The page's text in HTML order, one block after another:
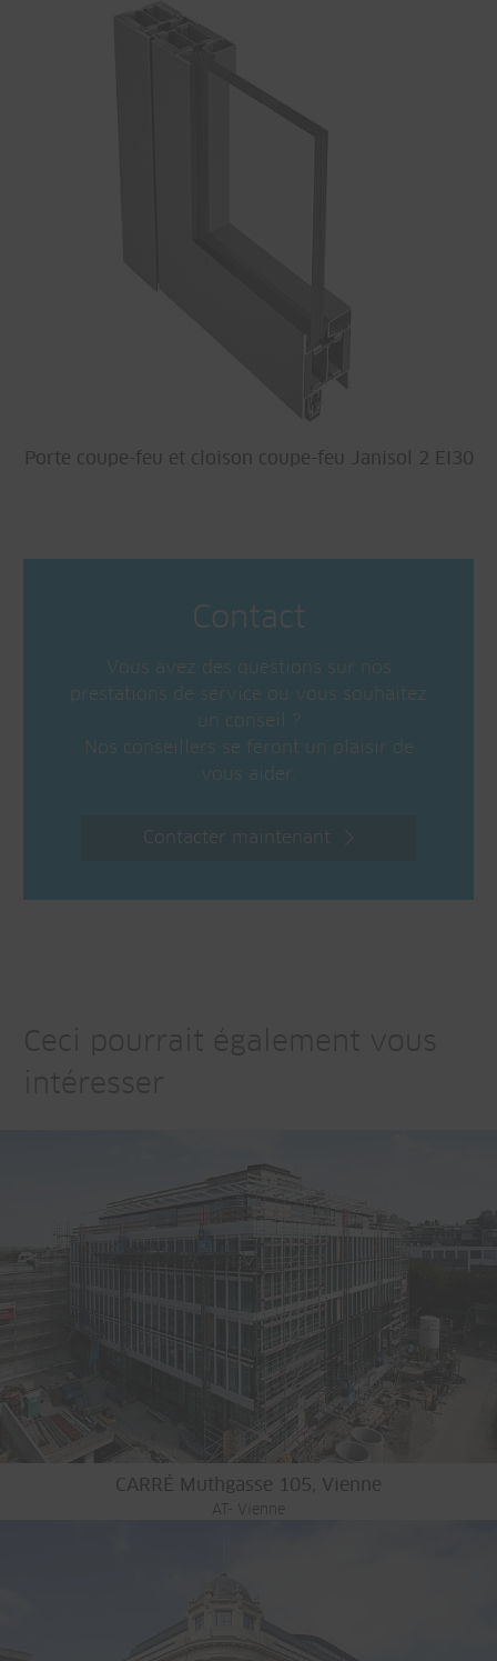
Porte coupe-feu et cloison coupe-feu Janisol 2 EI30
Contact
Vous avez des questions sur nos
prestations de service ou vous souhaitez
un conseil ?
Nos conseillers se feront un plaisir de
vous aider.
Contacter maintenant
CARRÉ Muthgasse 105, Vienne
AT- Vienne